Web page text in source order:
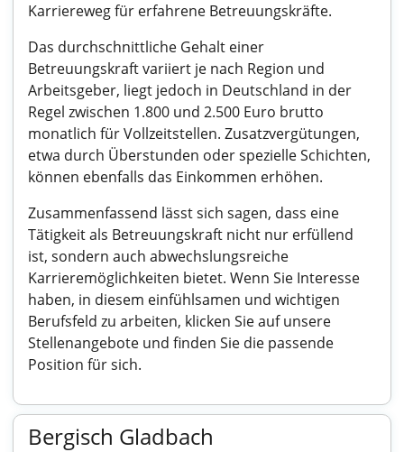
Karriereweg für erfahrene Betreuungskräfte.
Das durchschnittliche Gehalt einer
Betreuungskraft variiert je nach Region und
Arbeitsgeber, liegt jedoch in Deutschland in der
Regel zwischen 1.800 und 2.500 Euro brutto
monatlich für Vollzeitstellen. Zusatzvergütungen,
etwa durch Überstunden oder spezielle Schichten,
können ebenfalls das Einkommen erhöhen.
Zusammenfassend lässt sich sagen, dass eine
Tätigkeit als Betreuungskraft nicht nur erfüllend
ist, sondern auch abwechslungsreiche
Karrieremöglichkeiten bietet. Wenn Sie Interesse
haben, in diesem einfühlsamen und wichtigen
Berufsfeld zu arbeiten, klicken Sie auf unsere
Stellenangebote und finden Sie die passende
Position für sich.
Bergisch Gladbach